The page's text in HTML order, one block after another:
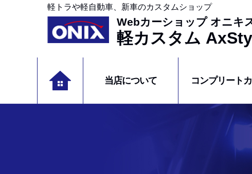
軽トラや軽自動車、新車のカスタムショップ
Webカーショップ オニキ
軽カスタム
当店について コンプリート